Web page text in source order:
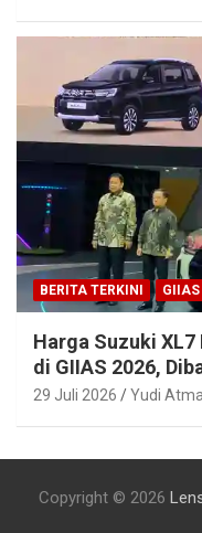
BERITA TERKINI GIIAS
Harga Suzuki
di GIIAS 2026,
29 Juli 2026 Yudi
Copyright © 2026